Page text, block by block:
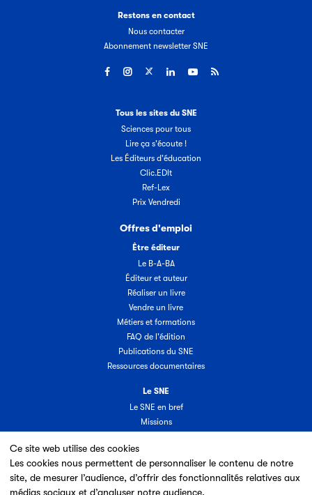
Ce site web utilise des cookies
Les cookies nous permettent de personnaliser le contenu de notre
site, de mesurer l’audience, d’offrir des fonctionnalités relatives aux
médias sociaux et d’analyser notre audience.
Restons en contact
Nous contacter
Abonnement newsletter SNE
Tous les sites du SNE
Sciences pour tous
Lire ça s'écoute !
Les Éditeurs d'éducation
Clic.EDIt
Ref-Lex
Prix Vendredi
Offres d'emploi
Être éditeur
Le B-A-BA
Éditeur et auteur
Réaliser un livre
Vendre un livre
Métiers et formations
FAQ de l'édition
Publications du SNE
Ressources documentaires
Le SNE
Le SNE en bref
Missions
Groupes & commissions
Partenaires
Annuaire des adhérents